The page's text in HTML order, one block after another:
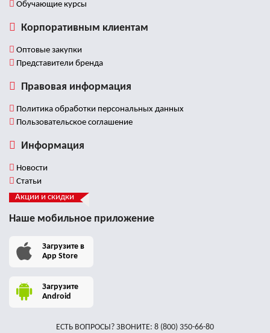
Обучающие курсы
Корпоративным клиентам
Оптовые закупки
Представители бренда
Правовая информация
Политика обработки персональных данных
Пользовательское соглашение
Информация
Новости
Статьи
Акции и скидки
Наше мобильное приложение
Загрузите в
App Store
Загрузите
Android
ЕСТЬ ВОПРОСЫ? ЗВОНИТЕ: 8 (800) 350-66-80